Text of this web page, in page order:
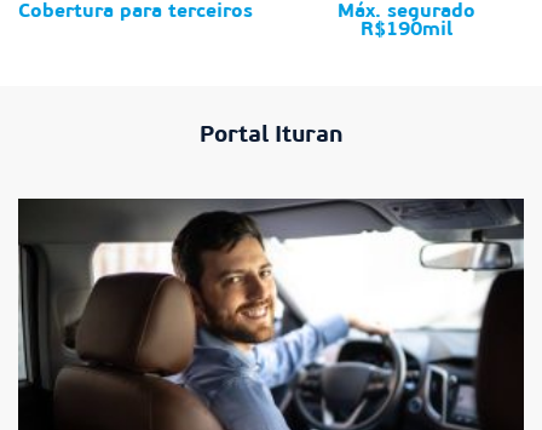
Cobertura para terceiros
Máx. segurado
R$190mil
Portal Ituran